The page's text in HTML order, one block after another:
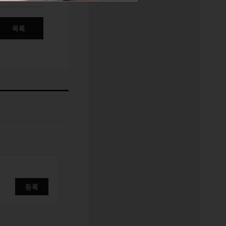
목록
등록